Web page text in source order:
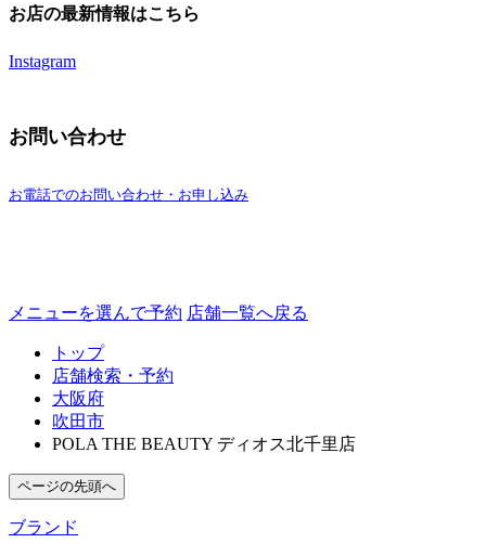
お店の最新情報はこちら
Instagram
お問い合わせ
お電話でのお問い合わせ・お申し込み
メニューを選んで予約 店舗一覧へ戻る
トップ
店舗検索・予約
大阪府
吹田市
POLA THE BEAUTY ディオス北千里店
ページの先頭へ
ブランド